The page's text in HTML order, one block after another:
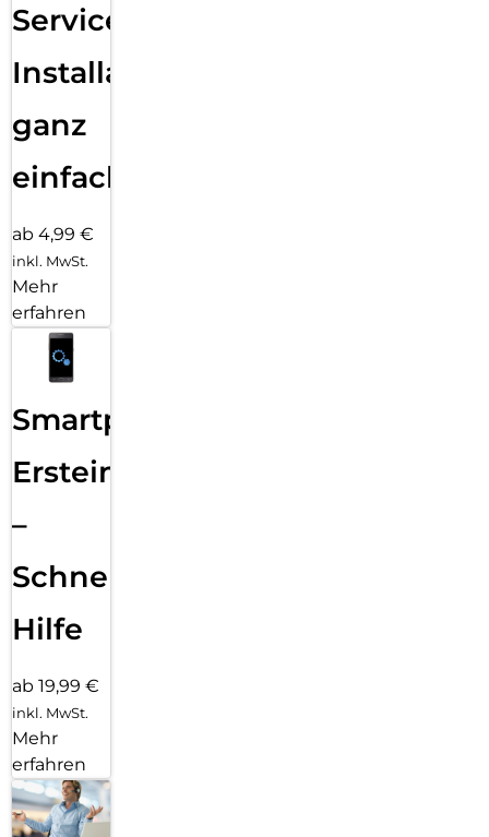
Services
Installation
ganz
einfach
ab 4,99 €
inkl. MwSt.
Mehr
erfahren
Smartphone
Ersteinrichtung
–
Schnelle
Hilfe
ab 19,99 €
inkl. MwSt.
Mehr
erfahren